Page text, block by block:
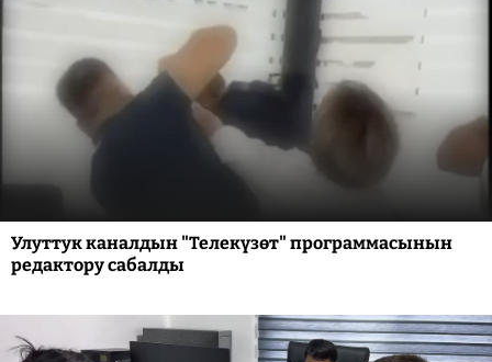
Улуттук каналдын "Телекүзөт" программасынын
редактору сабалды